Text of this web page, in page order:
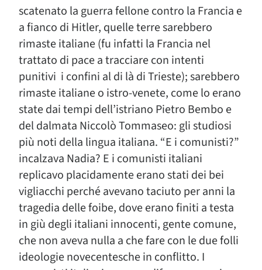
scatenato la guerra fellone contro la Francia e
a fianco di Hitler, quelle terre sarebbero
rimaste italiane (fu infatti la Francia nel
trattato di pace a tracciare con intenti
punitivi i confini al di là di Trieste); sarebbero
rimaste italiane o istro-venete, come lo erano
state dai tempi dell’istriano Pietro Bembo e
del dalmata Niccolò Tommaseo: gli studiosi
più noti della lingua italiana. “E i comunisti?”
incalzava Nadia? E i comunisti italiani
replicavo placidamente erano stati dei bei
vigliacchi perché avevano taciuto per anni la
tragedia delle foibe, dove erano finiti a testa
in giù degli italiani innocenti, gente comune,
che non aveva nulla a che fare con le due folli
ideologie novecentesche in conflitto. I